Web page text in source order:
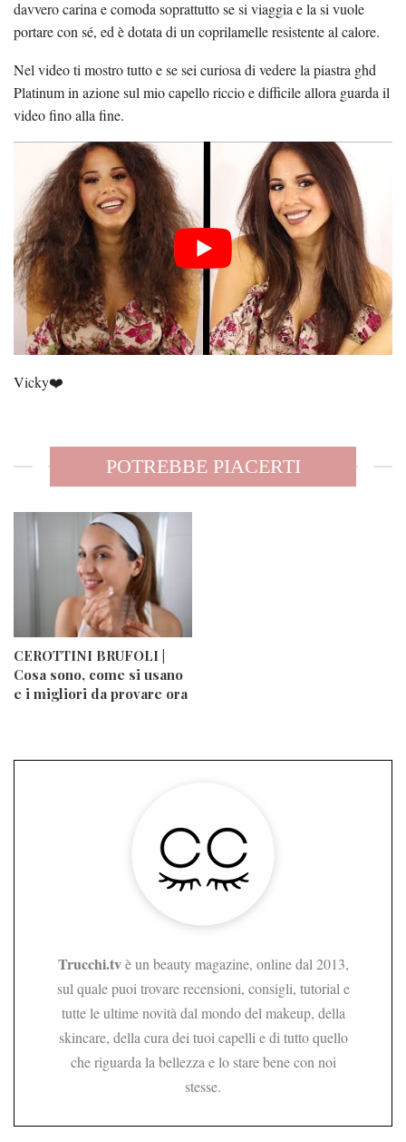
davvero carina e comoda soprattutto se si viaggia e la si vuole
portare con sé, ed è dotata di un coprilamelle resistente al calore.
Nel video ti mostro tutto e se sei curiosa di vedere la piastra ghd
Platinum in azione sul mio capello riccio e difficile allora guarda il
video fino alla fine.
Vicky❤️
POTREBBE PIACERTI
CEROTTINI BRUFOLI |
Cosa sono, come si usano
e i migliori da provare ora
Trucchi.tvè un beauty magazine, online dal 2013,
sul quale puoi trovare recensioni, consigli, tutorial e
tutte le ultime novità dal mondo del makeup, della
skincare, della cura dei tuoi capelli e di tutto quello
che riguarda la bellezza e lo stare bene con noi
stesse.